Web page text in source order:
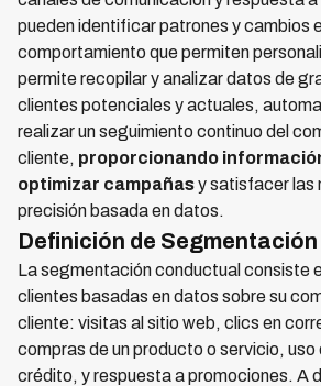
pueden identificar patrones y cambios
comportamiento que permiten
permite recopilar y analizar datos de
clientes potenciales y actuales,
realizar un seguimiento continuo del
cliente, proporcionando
optimizar campañasy satisfacer las
precisión basada en datos.
Definición de
La segmentación conductual consiste
clientes basadas en datos sobre su
cliente: visitas al sitio web, clics en
compras de un producto o servicio,
crédito, y respuesta a promociones. A